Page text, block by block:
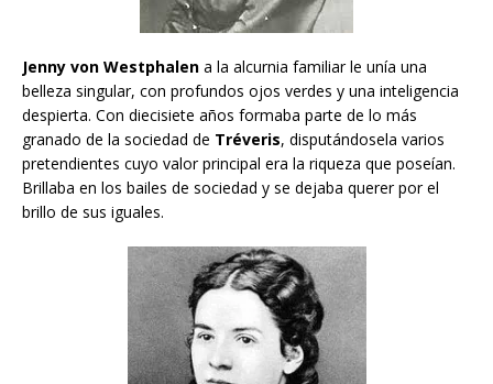
Jenny von Westphalen a la alcurnia familiar le unía una
belleza singular, con profundos ojos verdes y una inteligencia
despierta. Con diecisiete años formaba parte de lo más
granado de la sociedad de Tréveris, disputándosela varios
pretendientes cuyo valor principal era la riqueza que poseían.
Brillaba en los bailes de sociedad y se dejaba querer por el
brillo de sus iguales.